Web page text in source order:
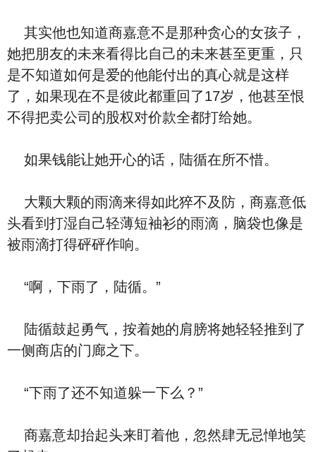
其实他也知道商嘉意不是那种贪心的女孩子，
她把朋友的未来看得比自己的未来甚至更重，只
是不知道如何是爱的他能付出的真心就是这样
了，如果现在不是彼此都重回了17岁，他甚至恨
不得把卖公司的股权对价款全都打给她。
如果钱能让她开心的话，陆循在所不惜。
大颗大颗的雨滴来得如此猝不及防，商嘉意低
头看到打湿自己轻薄短袖衫的雨滴，脑袋也像是
被雨滴打得砰砰作响。
“啊，下雨了，陆循。”
陆循鼓起勇气，按着她的肩膀将她轻轻推到了
一侧商店的门廊之下。
“下雨了还不知道躲一下么？”
商嘉意却抬起头来盯着他，忽然肆无忌惮地笑